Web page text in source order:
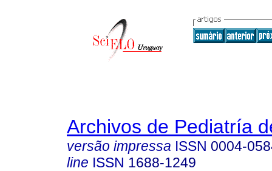
Archivos de Pediatría
versão impressa ISSN 0004-
line ISSN 1688-1249